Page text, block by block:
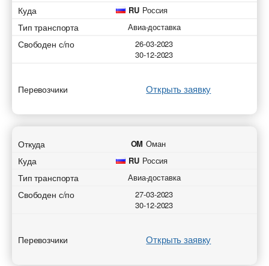
Куда RU Россия
Тип транспорта Авиа-доставка
Свободен с/по
26-03-2023
30-12-2023
Перевозчики Открыть заявку
Откуда OM Оман
Куда RU Россия
Тип транспорта Авиа-доставка
Свободен с/по
27-03-2023
30-12-2023
Перевозчики Открыть заявку